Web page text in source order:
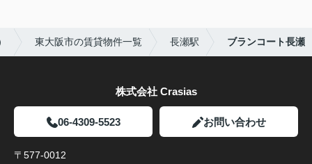
東大阪市の賃貸物件一覧 長瀬駅 ブランコート長瀬
株式会社 Crasias
06-4309-5523 お問い合わせ
〒577-0012